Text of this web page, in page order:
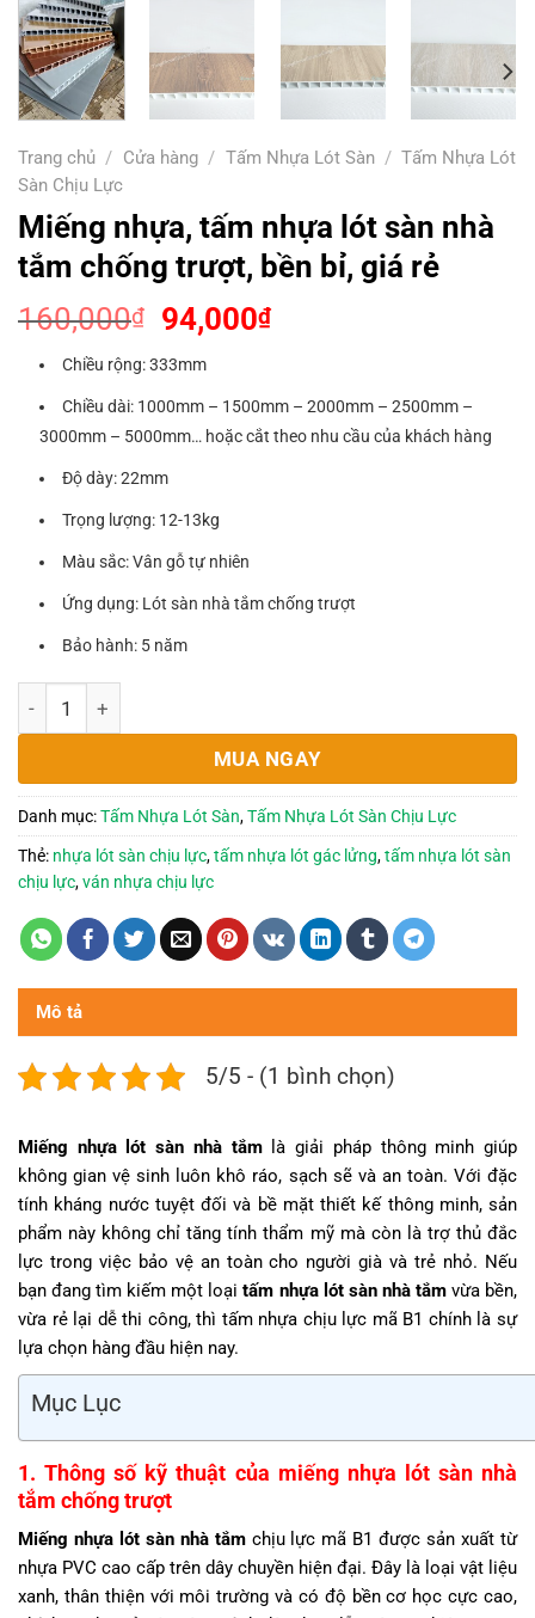
Trang chủ / Cửa hàng / Tấm Nhựa Lót Sàn / Tấm Nhựa Lót
Sàn Chịu Lực
Miếng nhựa, tấm nhựa lót sàn nhà
tắm chống trượt, bền bỉ, giá rẻ
160,000₫
Giá
gốc
là:
160,000₫.
94,000₫Giá
là:
94,000₫.
Chiều rộng: 333mm
Chiều dài: 1000mm – 1500mm – 2000mm – 2500mm –
3000mm – 5000mm… hoặc cắt theo nhu cầu của khách hàng
Độ dày: 22mm
Trọng lượng: 12-13kg
Màu sắc: Vân gỗ tự nhiên
Ứng dụng: Lót sàn nhà tắm chống trượt
Bảo hành: 5 năm
MUA NGAY
Danh mục:Tấm Nhựa Lót Sàn,Tấm Nhựa Lót Sàn Chịu Lực
Thẻ: nhựa lót sàn chịu lực,tấm nhựa lót gác lửng,tấm nhựa lót sàn
chịu lực,ván nhựa chịu lực
Mô tả
5/5 - (1 bình chọn)
Miếng nhựa lót sàn nhà tắmlà giải pháp thông minh giúp
không gian vệ sinh luôn khô ráo, sạch sẽ và an toàn. Với đặc
tính kháng nước tuyệt đối và bề mặt thiết kế thông minh, sản
phẩm này không chỉ tăng tính thẩm mỹ mà còn là trợ thủ đắc
lực trong việc bảo vệ an toàn cho người già và trẻ nhỏ. Nếu
bạn đang tìm kiếm một loạitấm nhựa lót sàn nhà tắmvừa bền,
vừa rẻ lại dễ thi công, thì tấm nhựa chịu lực mã B1 chính là sự
lựa chọn hàng đầu hiện nay.
Mục Lục
1. Thông số kỹ thuật của miếng nhựa lót sàn nhà
tắm chống trượt
Miếng nhựa lót sàn nhà tắmchịu lực mã B1 được sản xuất từ
nhựa PVC cao cấp trên dây chuyền hiện đại. Đây là loại vật liệu
xanh, thân thiện với môi trường và có độ bền cơ học cực cao,